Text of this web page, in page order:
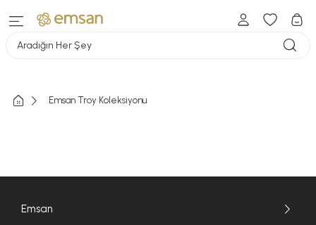
Aradığın Her Şey
Emsan Troy Koleksiyonu
Emsan